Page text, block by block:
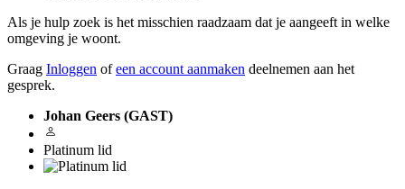
Als je hulp zoek is het misschien raadzaam dat je aangeeft in welke
omgeving je woont.
Graag Inloggen ofeen account aanmaken deelnemen aan het
gesprek.
Johan Geers (GAST)
Platinum lid